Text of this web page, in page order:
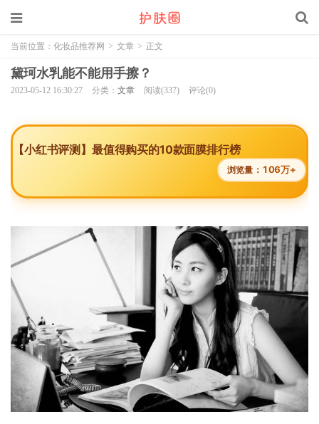
当前位置： 化妆品推荐网 > 文章 > 正文
黛珂水乳能不能用手擦？
2023-05-12 16:30:27 分类： 文章 阅读(337) 评论(0)
【小红书评测】最值得购买的10款面膜排行榜
浏览量： 106万+